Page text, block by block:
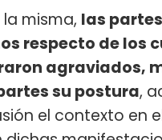
misma, las
respecto de los
agraviados,
su postura,
el contexto en